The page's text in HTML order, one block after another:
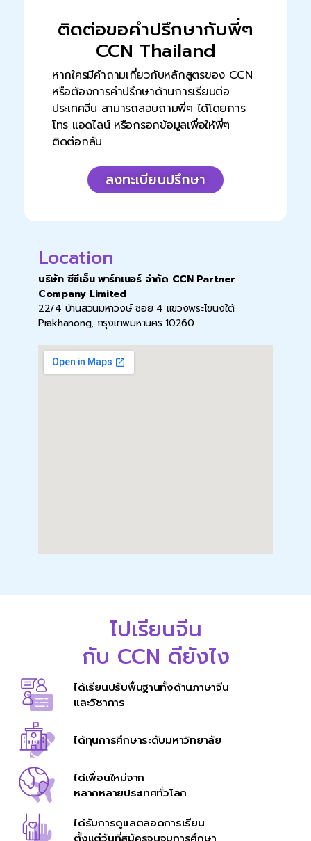
ติดต่อขอคำปรึกษากับพี่ๆ
CCN Thailand
หากใครมีคำถามเกี่ยวกับหลักสูตรของ CCN
หรือต้องการคำปรึกษาด้านการเรียนต่อ
ประเทศจีน สามารถสอบถามพี่ๆ ได้โดยการ
โทร แอดไลน์ หรือกรอกข้อมูลเพื่อให้พี่ๆ
ติดต่อกลับ
ลงทะเบียนปรึกษา
Location
บริษัท ซีซีเอ็น พาร์ทเนอร์ จำกัด CCN Partner
Company Limited
22/4 บ้านสวนมหาวงษ์ ซอย 4 แขวงพระโขนงใต้
Prakhanong, กรุงเทพมหานคร 10260
ไปเรียนจีน
กับ CCN ดียังไง
ได้เรียนปรับพื้นฐานทั้งด้านภาษาจีน
และวิชาการ
ได้ทุนการศึกษาระดับมหาวิทยาลัย
ได้เพื่อนใหม่จาก
หลากหลายประเทศทั่วโลก
ได้รับการดูแลตลอดการเรียน
ตั้งแต่วันที่สมัครจนจบการศึกษา